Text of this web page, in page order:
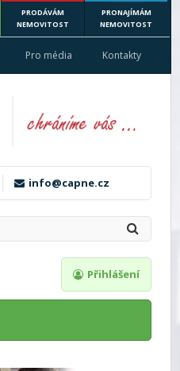
PRODÁVÁM
NEMOVITOST
PRONAJÍMÁM
NEMOVITOST
Pro média Kontakty
info@capne.cz
Přihlášení